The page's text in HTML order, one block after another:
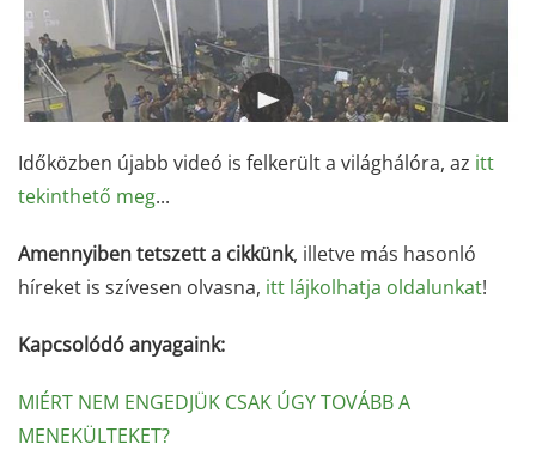
Időközben újabb videó is felkerült a világhálóra, az itt
tekinthető meg...
Amennyiben tetszett a cikkünk, illetve más hasonló
híreket is szívesen olvasna, itt lájkolhatja oldalunkat!
Kapcsolódó anyagaink:
MIÉRT NEM ENGEDJÜK CSAK ÚGY TOVÁBB A
MENEKÜLTEKET?